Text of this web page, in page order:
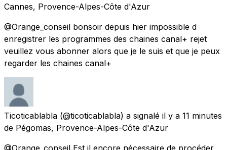
Cannes, Provence-Alpes-Côte d'Azur
@Orange_conseil bonsoir depuis hier impossible d
enregistrer les programmes des chaines canal+ rejet
veuillez vous abonner alors que je le suis et que je peux
regarder les chaines canal+
Ticoticablabla (@ticoticablabla) a signalé il y a 11 minutes
de Pégomas, Provence-Alpes-Côte d'Azur
@Orange_conseil Est il encore nécessaire de procéder